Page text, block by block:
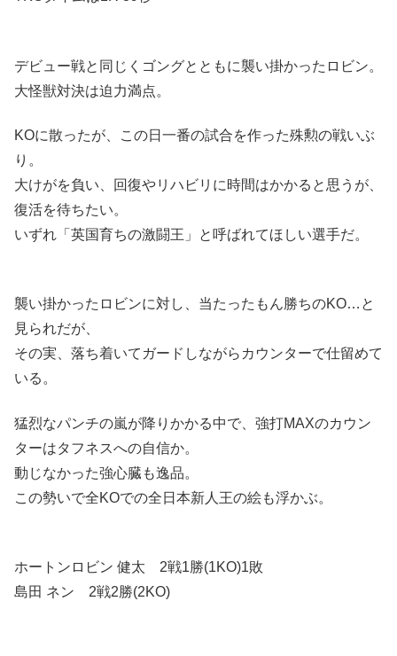
デビュー戦と同じくゴングとともに襲い掛かったロビン。
大怪獣対決は迫力満点。
KOに散ったが、この日一番の試合を作った殊勲の戦いぶ
り。
大けがを負い、回復やリハビリに時間はかかると思うが、
復活を待ちたい。
いずれ「英国育ちの激闘王」と呼ばれてほしい選手だ。
襲い掛かったロビンに対し、当たったもん勝ちのKO…と
見られだが、
その実、落ち着いてガードしながらカウンターで仕留めて
いる。
猛烈なパンチの嵐が降りかかる中で、強打MAXのカウン
ターはタフネスへの自信か。
動じなかった強心臓も逸品。
この勢いで全KOでの全日本新人王の絵も浮かぶ。
ホートンロビン 健太 2戦1勝(1KO)1敗
島田 ネン 2戦2勝(2KO)